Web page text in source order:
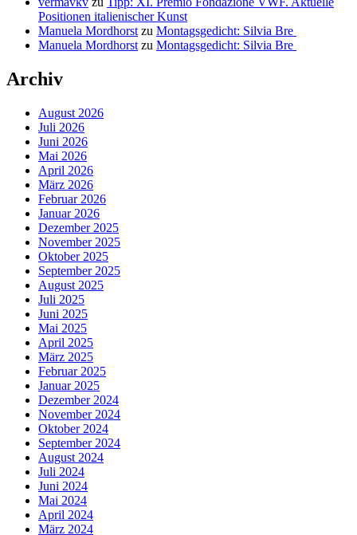
Positionen italienischer Kunst
Manuela Mordhorst zu Montagsgedicht: Silvia Bre
Manuela Mordhorst zu Montagsgedicht: Silvia Bre
Archiv
August 2026
Juli 2026
Juni 2026
Mai 2026
April 2026
März 2026
Februar 2026
Januar 2026
Dezember 2025
November 2025
Oktober 2025
September 2025
August 2025
Juli 2025
Juni 2025
Mai 2025
April 2025
März 2025
Februar 2025
Januar 2025
Dezember 2024
November 2024
Oktober 2024
September 2024
August 2024
Juli 2024
Juni 2024
Mai 2024
April 2024
März 2024